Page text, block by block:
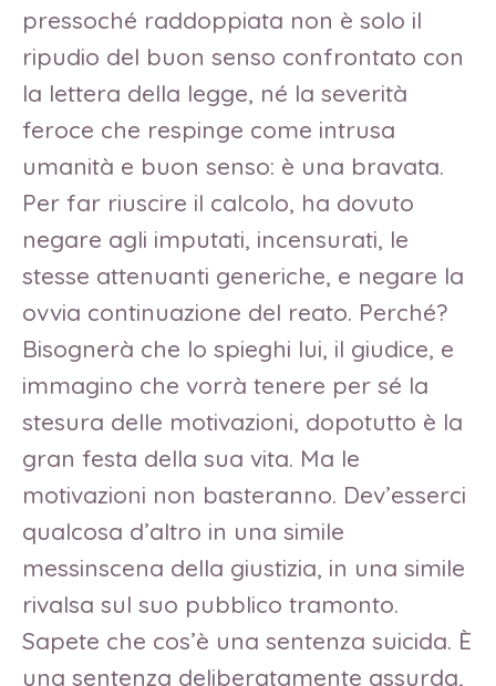
pressoché raddoppiata non è solo il
ripudio del buon senso confrontato con
la lettera della legge, né la severità
feroce che respinge come intrusa
umanità e buon senso: è una bravata.
Per far riuscire il calcolo, ha dovuto
negare agli imputati, incensurati, le
stesse attenuanti generiche, e negare la
ovvia continuazione del reato. Perché?
Bisognerà che lo spieghi lui, il giudice, e
immagino che vorrà tenere per sé la
stesura delle motivazioni, dopotutto è la
gran festa della sua vita. Ma le
motivazioni non basteranno. Dev’esserci
qualcosa d’altro in una simile
messinscena della giustizia, in una simile
rivalsa sul suo pubblico tramonto.
Sapete che cos’è una sentenza suicida. È
una sentenza deliberatamente assurda,